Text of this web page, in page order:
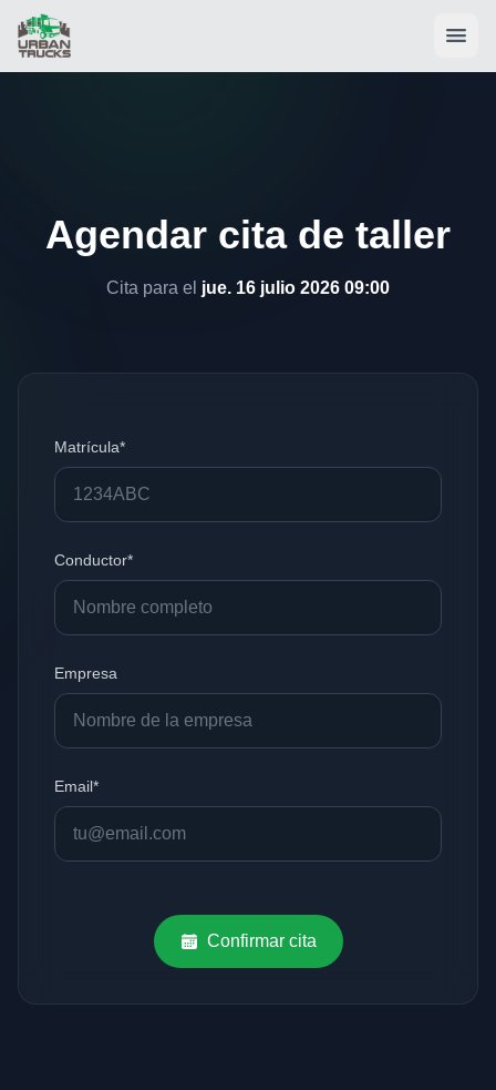
Agendar cita de taller
Cita para el jue. 16 julio 2026 09:00
Matrícula*
Conductor*
Empresa
Email*
Confirmar cita